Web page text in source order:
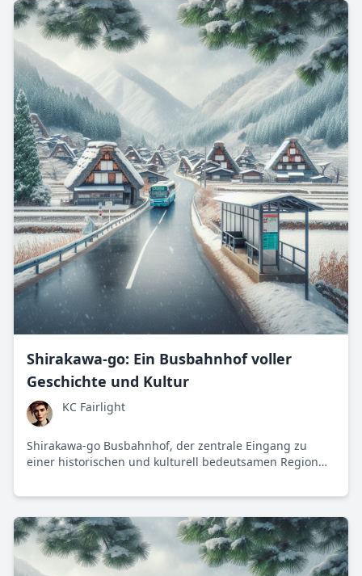
Shirakawa-go: Ein Busbahnhof voller
Geschichte und Kultur
KC Fairlight
Shirakawa-go Busbahnhof, der zentrale Eingang zu
einer historischen und kulturell bedeutsamen Region
Tradition und Moderne.